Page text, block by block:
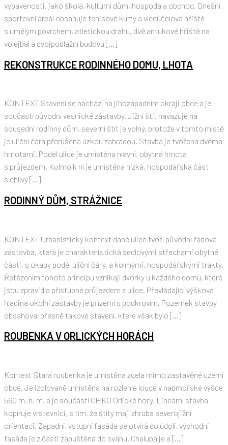
vybavenosti, jako škola, kulturní dům, hospoda a obchod. Dnešní
sportovní areál obsahuje tenisové kurty a víceúčelová hřiště
s umělým povrchem, atletickou dráhu, dvě antukové hřiště na
volejbal a dvojpodlažní budovu […]
REKONSTRUKCE RODINNÉHO DOMU, LHOTA
KONTEXT Stavení se nachází na jihozápadním okraji obce a je
součástí původní vesnické zástavby. Jižní štít navazuje na
sousední rodinný dům, severní štít je volný, protože v tomto místě
je uliční čára přerušena úzkou zahradou. Stavba je tvořena dvěma
hmotami. Podél ulice je umístěna hlavní, obytná hmota
s průjezdem. Kolmo k ní je umístěna nízká, hospodářská část
s chlívy […]
RODINNÝ DŮM, STRÁŽNICE
KONTEXT Urbanistický kontext dané ulice tvoří původní řadová
zástavba, která je charakteristická sedlovými střechami obytné
části, s okapy podél uliční čáry, a kolmými, hospodářskými trakty.
Řetězením tohoto principu vznikají dvorky u každého domu, které
jsou zpravidla přístupné průjezdem z ulice. Převládající výšková
hladina okolní zástavby je přízemí s podkrovím. Pozemek stavby
obsahoval přesně takové stavení, které však bylo […]
ROUBENKA V ORLICKÝCH HORÁCH
Kontext Stará roubenka je umístěna zcela mimo zastavěné území
obce. Je izolovaně umístěna na rozlehlé louce v nadmořské výšce
560 m. n. m. a je součástí CHKO Orlické hory. Lineární stavba
kopíruje vrstevnici, s tím, že štíty mají zhruba severojižní
orientaci. Západní, vstupní fasáda se otvírá do údolí, východní
fasáda je z části zapuštěná do svahu. Chalupa je a […]